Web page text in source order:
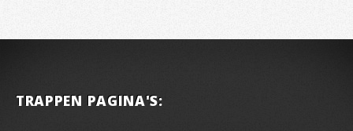
TRAPPEN PAGINA'S: